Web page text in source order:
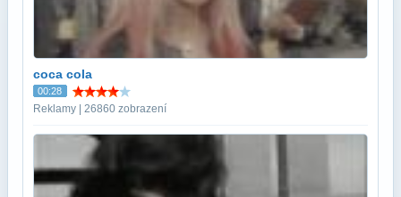
coca cola
00:28
Reklamy | 26860 zobrazení